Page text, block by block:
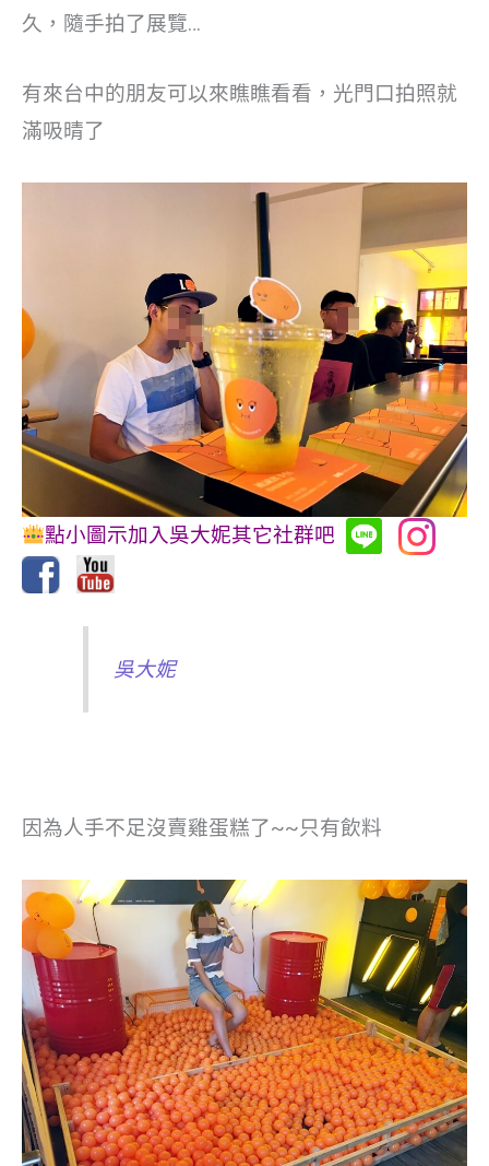
久，隨手拍了展覽…
有來台中的朋友可以來瞧瞧看看，光門口拍照就
滿吸晴了
點小圖示加入吳大妮其它社群吧
吳大妮
因為人手不足沒賣雞蛋糕了~~只有飲料